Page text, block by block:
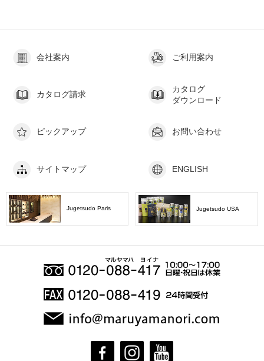
会社案内 ご利用案内
カタログ請求
カタログ
ダウンロード
ピックアップ お問い合わせ
サイトマップ ENGLISH
Jugetsudo Paris Jugetsudo USA